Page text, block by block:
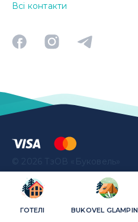
ГОТЕЛІ BUKOVEL
Всі контакти